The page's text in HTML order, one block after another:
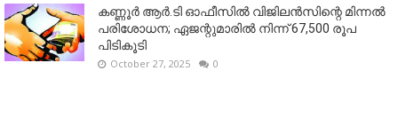
കണ്ണൂര്‍ ആര്‍.ടി ഓഫീസില്‍ വിജിലൻസിന്റെ മിന്നല്‍
പരിശോധന; ഏജന്റുമാരില്‍ നിന്ന് 67,500 രൂപ
പിടികൂടി
October 27, 2025 0